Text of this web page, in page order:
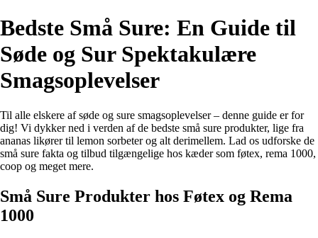
Bedste Små Sure: En Guide til
Søde og Sur Spektakulære
Smagsoplevelser
Til alle elskere af søde og sure smagsoplevelser – denne guide er for
dig! Vi dykker ned i verden af de bedste små sure produkter, lige fra
ananas likører til lemon sorbeter og alt derimellem. Lad os udforske de
små sure fakta og tilbud tilgængelige hos kæder som føtex, rema 1000,
coop og meget mere.
Små Sure Produkter hos Føtex og Rema
1000